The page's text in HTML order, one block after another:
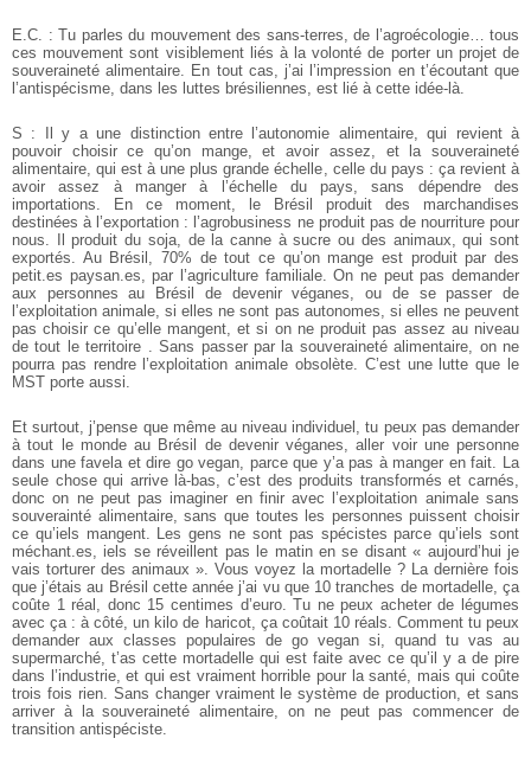
E.C. : Tu parles du mouvement des sans-terres, de l’agroécologie… tous
ces mouvement sont visiblement liés à la volonté de porter un projet de
souveraineté alimentaire. En tout cas, j’ai l’impression en t’écoutant que
l’antispécisme, dans les luttes brésiliennes, est lié à cette idée-là.
S : Il y a une distinction entre l’autonomie alimentaire, qui revient à
pouvoir choisir ce qu’on mange, et avoir assez, et la souveraineté
alimentaire, qui est à une plus grande échelle, celle du pays : ça revient à
avoir assez à manger à l’échelle du pays, sans dépendre des
importations. En ce moment, le Brésil produit des marchandises
destinées à l’exportation : l’agrobusiness ne produit pas de nourriture pour
nous. Il produit du soja, de la canne à sucre ou des animaux, qui sont
exportés. Au Brésil, 70% de tout ce qu’on mange est produit par des
petit.es paysan.es, par l’agriculture familiale. On ne peut pas demander
aux personnes au Brésil de devenir véganes, ou de se passer de
l’exploitation animale, si elles ne sont pas autonomes, si elles ne peuvent
pas choisir ce qu’elle mangent, et si on ne produit pas assez au niveau
de tout le territoire . Sans passer par la souveraineté alimentaire, on ne
pourra pas rendre l’exploitation animale obsolète. C’est une lutte que le
MST porte aussi.
Et surtout, j’pense que même au niveau individuel, tu peux pas demander
à tout le monde au Brésil de devenir véganes, aller voir une personne
dans une favela et dire go vegan, parce que y’a pas à manger en fait. La
seule chose qui arrive là-bas, c’est des produits transformés et carnés,
donc on ne peut pas imaginer en finir avec l’exploitation animale sans
souverainté alimentaire, sans que toutes les personnes puissent choisir
ce qu’iels mangent. Les gens ne sont pas spécistes parce qu’iels sont
méchant.es, iels se réveillent pas le matin en se disant « aujourd’hui je
vais torturer des animaux ». Vous voyez la mortadelle ? La dernière fois
que j’étais au Brésil cette année j’ai vu que 10 tranches de mortadelle, ça
coûte 1 réal, donc 15 centimes d’euro. Tu ne peux acheter de légumes
avec ça : à côté, un kilo de haricot, ça coûtait 10 réals. Comment tu peux
demander aux classes populaires de go vegan si, quand tu vas au
supermarché, t’as cette mortadelle qui est faite avec ce qu’il y a de pire
dans l’industrie, et qui est vraiment horrible pour la santé, mais qui coûte
trois fois rien. Sans changer vraiment le système de production, et sans
arriver à la souveraineté alimentaire, on ne peut pas commencer de
transition antispéciste.